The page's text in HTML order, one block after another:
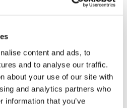
content and ads, to
and to analyse our traffic.
about your use of our site with
and analytics partners who
information that you’ve
no será publicada. Los
Correo electrónico*